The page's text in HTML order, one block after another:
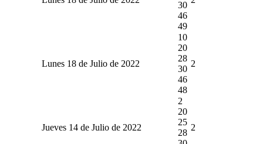
30
46
49
Lunes 18 de Julio de 2022
10
20
28
30
46
48
2
Jueves 14 de Julio de 2022
2
20
25
28
2